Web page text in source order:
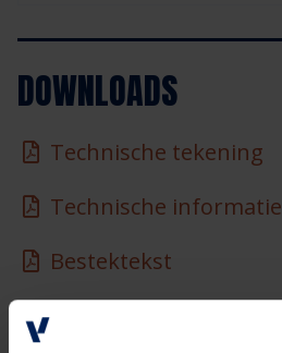
DOWNLOADS
Technische tekening
Technische informatie
Bestektekst
Bestektekst - Verdi 900